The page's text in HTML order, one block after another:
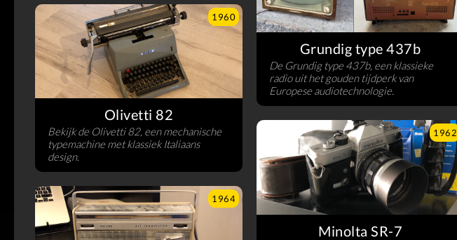
Grundig type 437b
De Grundig type 437b, een klassieke
radio uit het gouden tijdperk van
Europese audiotechnologie.
1960
Olivetti 82
Bekijk de Olivetti 82, een mechanische
typemachine met klassiek Italiaans
design.
1962
Minolta SR-7
1964